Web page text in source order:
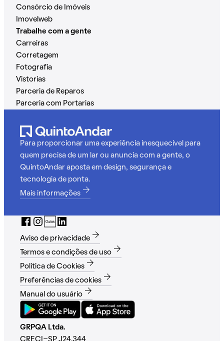
Consórcio de Imóveis
Imovelweb
Trabalhe com a gente
Carreiras
Corretagem
Fotografia
Vistorias
Parceria de Reparos
Parceria com Portarias
Para proporcionar uma experiência inesquecível para
quem precisa de um lar ou anuncia com a gente, o
QuintoAndar aposta em design, segurança e
tecnologia de ponta.
Mais informações
Aviso de privacidade
Termos e condições de uso
Política de Cookies
Preferências de cookies
Manual do usuário
GRPQA Ltda.